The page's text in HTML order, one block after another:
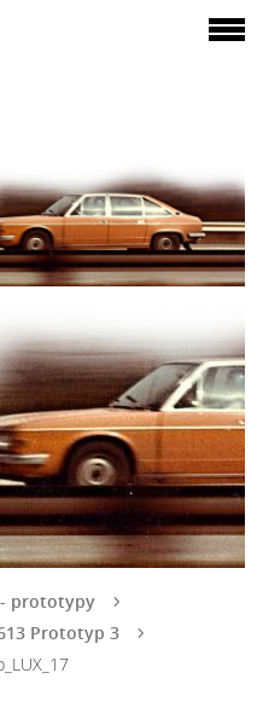
- prototypy
Prototyp 3